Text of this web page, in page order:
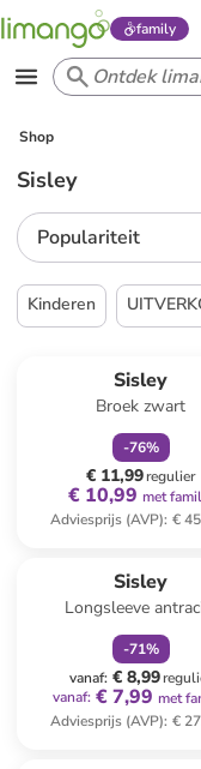
family
Shop
Sisley
Populariteit
Kinderen
Sisley
Broek zwart
-76%
€ 11,99regulier
€ 10,99 met
Adviesprijs (AVP): €
Sisley
Longsleeve
-71%
vanaf: € 8,99
vanaf: € 7,99 met
Adviesprijs (AVP): €